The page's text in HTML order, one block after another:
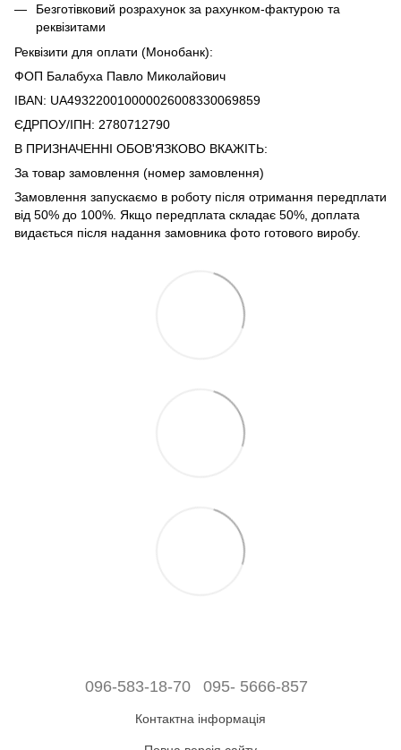
Безготівковий розрахунок за рахунком-фактурою та
реквізитами
Реквізити для оплати (Монобанк):
ФОП Балабуха Павло Миколайович
IBAN: UA493220010000026008330069859
ЄДРПОУ/ІПН: 2780712790
В ПРИЗНАЧЕННІ ОБОВ'ЯЗКОВО ВКАЖІТЬ:
За товар замовлення (номер замовлення)
Замовлення запускаємо в роботу після отримання передплати
від 50% до 100%. Якщо передплата складає 50%, доплата
видається після надання замовника фото готового виробу.
096-583-18-70 095- 5666-857
Контактна інформація